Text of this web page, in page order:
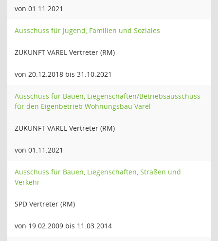
von 01.11.2021
Ausschuss für Jugend, Familien und Soziales
ZUKUNFT VAREL Vertreter (RM)
von 20.12.2018 bis 31.10.2021
Ausschuss für Bauen, Liegenschaften/Betriebsausschuss
für den Eigenbetrieb Wohnungsbau Varel
ZUKUNFT VAREL Vertreter (RM)
von 01.11.2021
Ausschuss für Bauen, Liegenschaften, Straßen und
Verkehr
SPD Vertreter (RM)
von 19.02.2009 bis 11.03.2014